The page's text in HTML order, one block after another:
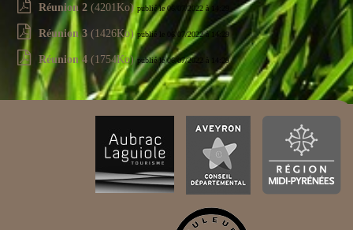
Réunion 2 (4201Ko)publié le 06/07/2022 à 14:29
Réunion 3 (1426Ko)publié le 06/07/2022 à 14:29
Réunion 4 (1754Ko)publié le 06/07/2022 à 14:29